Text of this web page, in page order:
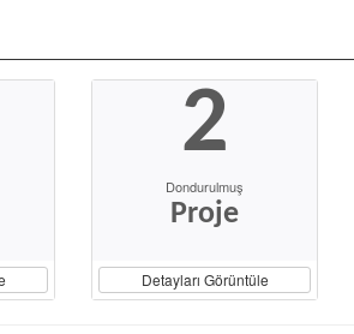
2
Dondurulmuş
Proje
Detayları Görüntüle